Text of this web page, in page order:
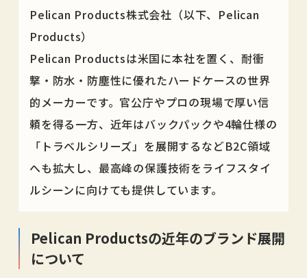
Pelican Products株式会社（以下、Pelican
Products）
Pelican Productsは米国に本社を置く、耐衝
撃・防水・防塵性に優れたハードケースの世界
的メーカーです。官公庁やプロの現場で厚い信
頼を得る一方、近年はバックパックや4輪仕様の
「トラベルシリーズ」を展開するなどB2C領域
へも拡大し、最高峰の保護技術をライフスタイ
ルシーンに向けても提供しています。
Pelican Productsの近年のブランド展開
について